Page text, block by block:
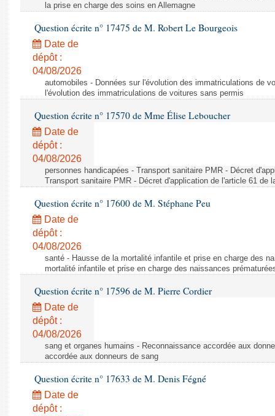
la prise en charge des soins en Allemagne
Question écrite n° 17475 de M. Robert Le Bourgeois
Date de
dépôt :
04/08/2026
automobiles - Données sur l'évolution des immatriculations de
l'évolution des immatriculations de voitures sans permis
Question écrite n° 17570 de Mme Élise Leboucher
Date de
dépôt :
04/08/2026
personnes handicapées - Transport sanitaire PMR - Décret
Transport sanitaire PMR - Décret d'application de l'article 61 de
Question écrite n° 17600 de M. Stéphane Peu
Date de
dépôt :
04/08/2026
santé - Hausse de la mortalité infantile et prise en charge des
mortalité infantile et prise en charge des naissances
Question écrite n° 17596 de M. Pierre Cordier
Date de
dépôt :
04/08/2026
sang et organes humains - Reconnaissance accordée aux
accordée aux donneurs de sang
Question écrite n° 17633 de M. Denis Fégné
Date de
dépôt :